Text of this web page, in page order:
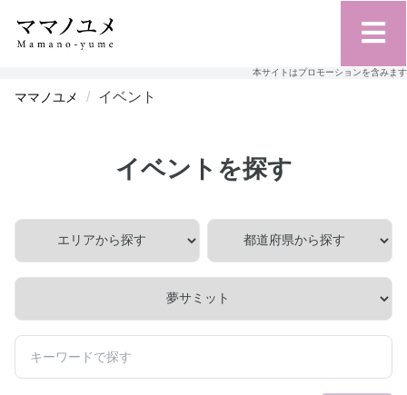
本サイトはプロモーションを含みます
ママノユメ イベント
イベントを探す